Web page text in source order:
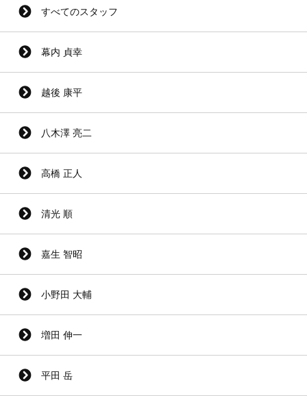
すべてのスタッフ
幕内 貞幸
越後 康平
八木澤 亮二
高橋 正人
清光 順
嘉生 智昭
小野田 大輔
増田 伸一
平田 岳